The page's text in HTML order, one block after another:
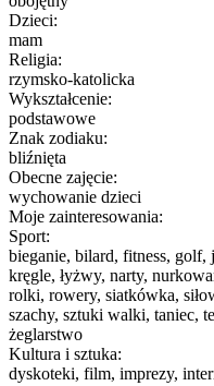
Dzieci:
mam
Religia:
rzymsko-katolicka
Wykształcenie:
podstawowe
Znak zodiaku:
bliźnięta
Obecne zajęcie:
wychowanie dzieci
Moje zainteresowania:
Sport:
bieganie, bilard, fitness,
kręgle, łyżwy, narty,
rolki, rowery, siatkówka,
szachy, sztuki walki, taniec,
żeglarstwo
Kultura i sztuka:
dyskoteki, film, imprezy,